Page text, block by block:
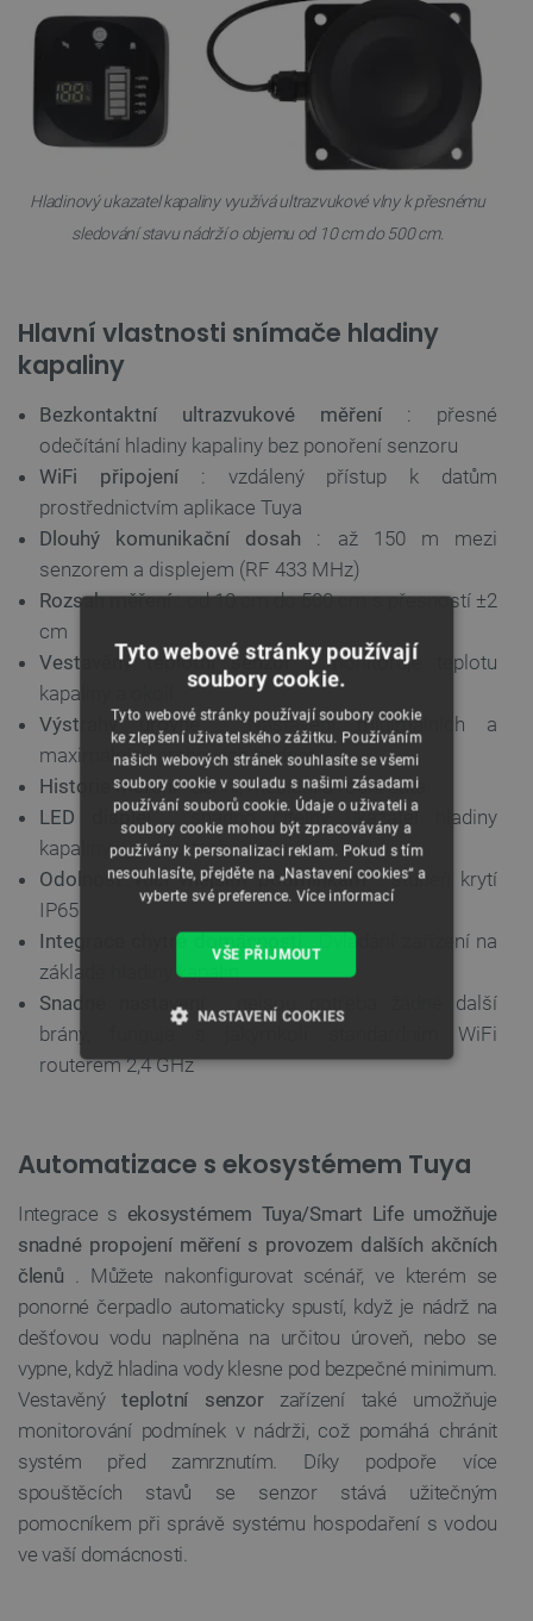
Hladinový ukazatel kapaliny využívá ultrazvukové vlny k přesnému
sledování stavu nádrží o objemu od 10 cm do 500 cm.
Hlavní vlastnosti snímače hladiny
kapaliny
Bezkontaktní ultrazvukové měření : přesné
odečítání hladiny kapaliny bez ponoření senzoru
WiFi připojení: vzdálený přístup k datům
prostřednictvím aplikace Tuya
Dlouhý komunikační dosah : až 150 m mezi
senzorem a displejem (RF 433 MHz)
Rozsah měření: od 10 cm do 500 cm s přesností ±2
cm
Vestavěný teplotní senzor: monitoruje teplotu
kapaliny a okolí
Výstrahy úrovně: Nastavení minimálních a
maximálních prahových hodnot
Historie měření: denní, měsíční a roční data
LED displej: snadno čitelný ukazatel hladiny
kapaliny v procentech
Odolnost vůči vnějším podmínkám: stupeň krytí
IP65
Integrace chytré domácnosti: Ovládání zařízení na
základě hladiny kapalin
Snadné nastavení
: nejsou potřeba žádné další
brány, funguje s jakýmkoli standardním WiFi
routerem 2,4 GHz
Automatizace s ekosystémem Tuya
Integrace s ekosystémem Tuya/Smart Life umožňuje
snadné propojení měření s provozem dalších akčních
členů . Můžete nakonfigurovat scénář, ve kterém se
ponorné čerpadlo automaticky spustí, když je nádrž na
dešťovou vodu naplněna na určitou úroveň, nebo se
vypne, když hladina vody klesne pod bezpečné minimum.
Vestavěnýteplotní senzorzařízení také umožňuje
monitorování podmínek v nádrži, což pomáhá chránit
systém před zamrznutím. Díky podpoře více
spouštěcích stavů se senzor stává užitečným
pomocníkem při správě systému hospodaření s vodou
ve vaší domácnosti.
Tyto webové stránky používají
soubory cookie.
Tyto webové stránky používají soubory cookie
ke zlepšení uživatelského zážitku. Používáním
našich webových stránek souhlasíte se všemi
soubory cookie v souladu s našimi zásadami
používání souborů cookie. Údaje o uživateli a
soubory cookie mohou být zpracovávány a
používány k personalizaci reklam. Pokud s tím
nesouhlasíte, přejděte na „Nastavení cookies“ a
vyberte své preference. Více informací
VŠE PŘIJMOUT
NASTAVENÍ COOKIES
NEZBYTNĚ NUTNÉ SOUBORY
SOUBORY CÍLENÍ
FUNKČNÍ SOUBORY
Nezbytně nutné soubory Výkonové soubory
Soubory cílení Funkční soubory
Nezbytně nutné soubory cookie umožňují základní
funkce webových stránek, jako je přihlášení
uživatele a správa účtu. Webové stránky nelze bez
nezbytně nutných souborů cookie správně
používat.
Název
Poskytovatel